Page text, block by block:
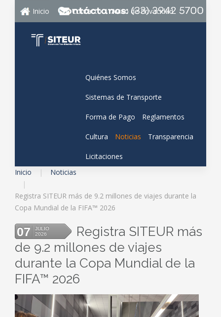
Inicio Contacto Aviso de Privacidad
Quiénes Somos
Sistemas de Transporte
Forma de Pago Reglamentos
Cultura Noticias Transparencia
Licitaciones
Inicio
Noticias
Registra SITEUR más de 9.2 millones de viajes durante la
Copa Mundial de la FIFA™ 2026
07
JULIO
2026
Registra SITEUR más
de 9.2 millones de viajes
durante la Copa Mundial de la
FIFA™ 2026